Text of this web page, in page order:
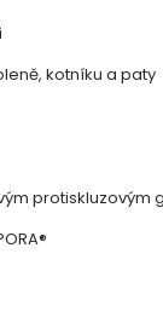
kotníku a paty
protiskluzovým